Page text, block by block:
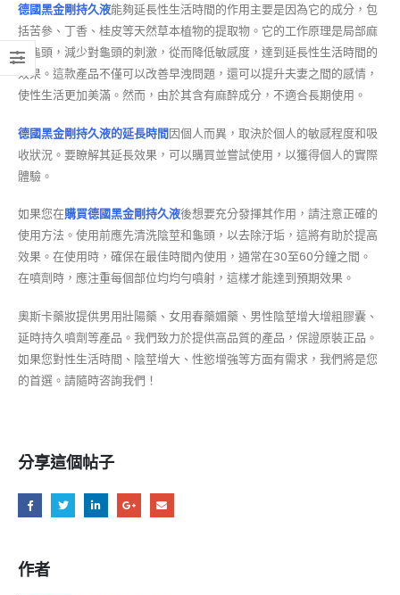
德國黑金剛持久液能夠延長性生活時間的作用主要是因為它的成分，包
括苦參、丁香、桂皮等天然草本植物的提取物。它的工作原理是局部麻
醉龜頭，減少對龜頭的刺激，從而降低敏感度，達到延長性生活時間的
效果。這款產品不僅可以改善早洩問題，還可以提升夫妻之間的感情，
使性生活更加美滿。然而，由於其含有麻醉成分，不適合長期使用。
德國黑金剛持久液的延長時間因個人而異，取決於個人的敏感程度和吸
收狀況。要瞭解其延長效果，可以購買並嘗試使用，以獲得個人的實際
體驗。
如果您在購買德國黑金剛持久液後想要充分發揮其作用，請注意正確的
使用方法。使用前應先清洗陰莖和龜頭，以去除汙垢，這將有助於提高
效果。在使用時，確保在最佳時間內使用，通常在30至60分鐘之間。
在噴劑時，應注重每個部位均均勻噴射，這樣才能達到預期效果。
奧斯卡藥妝提供男用壯陽藥、女用春藥媚藥、男性陰莖增大增粗膠囊、
延時持久噴劑等產品。我們致力於提供高品質的產品，保證原裝正品。
如果您對性生活時間、陰莖增大、性慾增強等方面有需求，我們將是您
的首選。請隨時咨詢我們！
分享這個帖子
作者